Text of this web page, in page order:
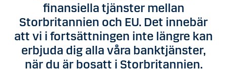
finansiella tjänster mellan
Storbritannien och EU. Det innebär
att vi i fortsättningen inte längre kan
erbjuda dig alla våra banktjänster,
när du är bosatt i Storbritannien.